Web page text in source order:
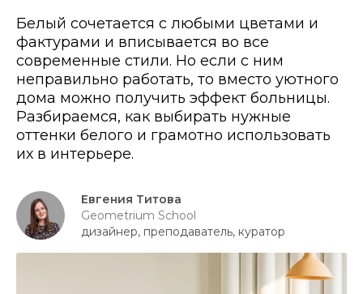
Евгения Титова
Geometrium School
дизайнер, преподаватель, куратор
Белый сочетается с любыми цветами и
фактурами и вписывается во все
современные стили. Но если с ним
неправильно работать, то вместо уютного
дома можно получить эффект больницы.
Разбираемся, как выбирать нужные
оттенки белого и грамотно использовать
их в интерьере.